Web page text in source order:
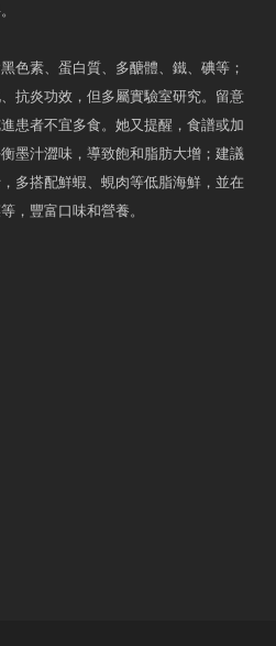
色素、蛋白質、多醣體、鐵、碘等；
抗炎功效，但多屬實驗室研究。留意
患者不宜多食。她又提醒，食譜或加
墨汁澀味，導致飽和脂肪大增；建議
多搭配鮮蝦、蜆肉等低脂海鮮，並在
，豐富口味和營養。